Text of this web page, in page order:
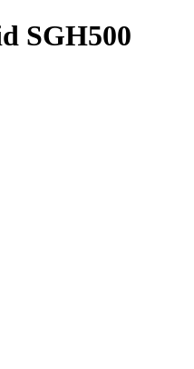
SGH500